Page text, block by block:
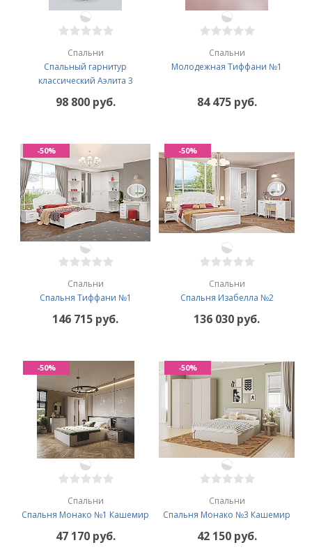
Спальни
Спальный гарнитур
классический Аэлита 3
98 800 руб.
Спальни
Молодежная Тиффани №1
84 475 руб.
Спальни
Спальня Тиффани №1
146 715 руб.
-50%
Спальни
Спальня Изабелла №2
136 030 руб.
-50%
Спальни
Спальня Монако №1 Кашемир
47 170 руб.
-50%
Спальни
Спальня Монако №3 Кашемир
42 150 руб.
-50%